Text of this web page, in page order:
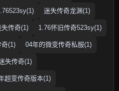
迷失传奇龙渊(1)
传奇(1) 1.76怀旧传奇523sy(1)
(1) 04年的微变传奇私服(1)
失传奇(1)
超变传奇版本(1)